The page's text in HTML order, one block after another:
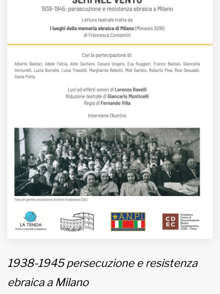
Inviateci le vostre segnalazioni
www.viveremilano.info
EDB edizioni - Via Brivio angolo C.
Imbonati, 89 20159 Milano (Italia)
Informativa sulla privacy
1938-1945 persecuzione e resistenza
ebraica a Milano